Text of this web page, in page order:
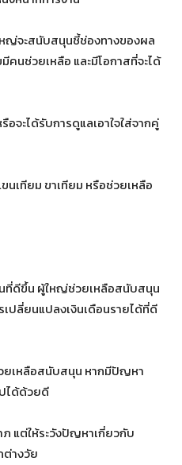
หญ่จะสนับสนุนชี้ช่องทางของผล
คนช่วยเหลือ และมีโอกาสที่จะได้
จะได้รับการดูแลเอาใจใส่จากคู่
เทียม ขาเทียม หรือช่วยเหลือ
นที่ดีขึ้น ผู้ใหญ่ช่วยเหลือสนับสนุน
ปลี่ยนแปลงเงินเดือนรายได้ที่ดี
วยเหลือสนับสนุน หากมีปัญหา
ได้ด้วยดี
แต่ให้ระวังปัญหาเกี่ยวกับ
างวัย